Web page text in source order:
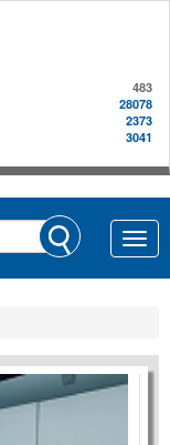
483
28078
2373
3041
Toggle